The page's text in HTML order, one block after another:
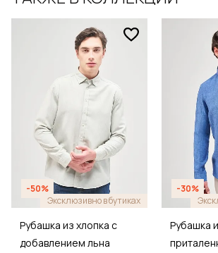
-50%
Эксклюзивно в бутиках
Рубашка из хлопка с
добавлением льна
-30%
Рубашка